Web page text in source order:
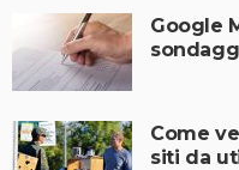
Google
Come
siti da